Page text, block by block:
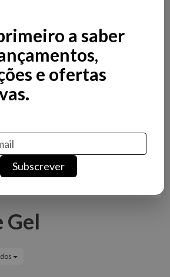
Gel
a saber
e ofertas
Subscrever